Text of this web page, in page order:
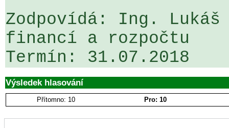
Zodpovídá: Ing.
financí a rozpočtu
Výsledek hlasování
Přítomno: 10 Pro: 10